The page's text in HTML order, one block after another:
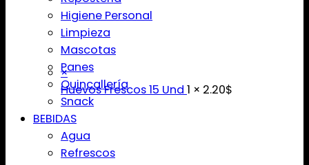
×
Huevos Frescos 15 Und 1 × 2.20$
Higiene Personal
Limpieza
Mascotas
Panes
Quincallería
Snack
BEBIDAS
Agua
Refrescos